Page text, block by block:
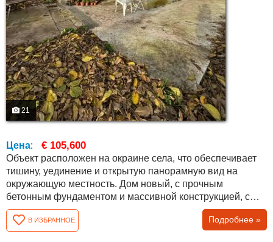
21
Цена: € 105,600
Объект расположен на окраине села, что обеспечивает
тишину, уединение и открытую панорамную вид на
окружающую местность. Дом новый, с прочным
бетонным фундаментом и массивной конструкцией, с
бетонным перекрытием. Застроенная площадь
составляет около 70 кв.м, при этом мансардный этаж
позволяет обустроить дополнительное жилое
В ИЗБРАННОЕ Подробнее »